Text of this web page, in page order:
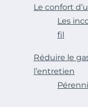
Le confort
Les
fil
Réduire le
l’entretien